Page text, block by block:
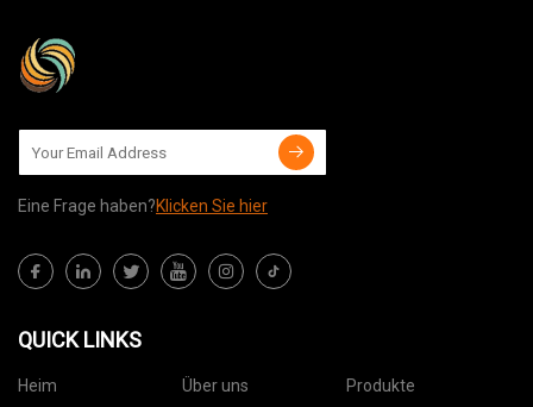
Eine Frage haben?Klicken Sie hier
QUICK LINKS
Heim Über uns
Produkte